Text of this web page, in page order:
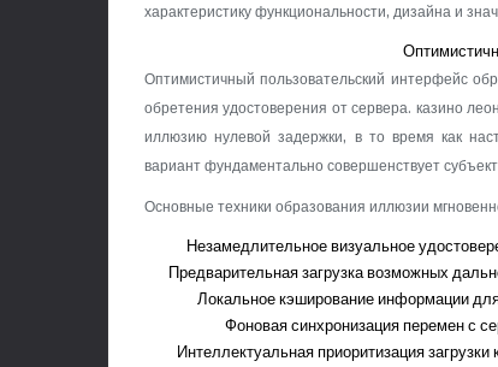
характеристику функциональности, дизайна и
Оптимистичный пользовательский интерфейс
обретения удостоверения от сервера. казино
иллюзию нулевой задержки, в то время как
вариант фундаментально совершенствует
Основные техники образования иллюзии
Незамедлительное визуальное
Предварительная загрузка возможных
Локальное кэширование информации
Фоновая синхронизация перемен с
Интеллектуальная приоритизация